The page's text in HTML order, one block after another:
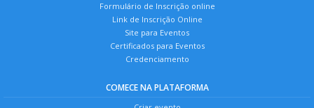
Formulário de Inscrição online
Link de Inscrição Online
Site para Eventos
Certificados para Eventos
Credenciamento
COMECE NA PLATAFORMA